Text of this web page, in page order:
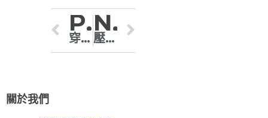
Previous
穿塑身衣真的會瘦嗎？營養師揭秘塑身衣減重真相與正確使用方法
Next
壓力襪是智商稅嗎？教你分辨真假壓力襪，選對才有效
關於我們